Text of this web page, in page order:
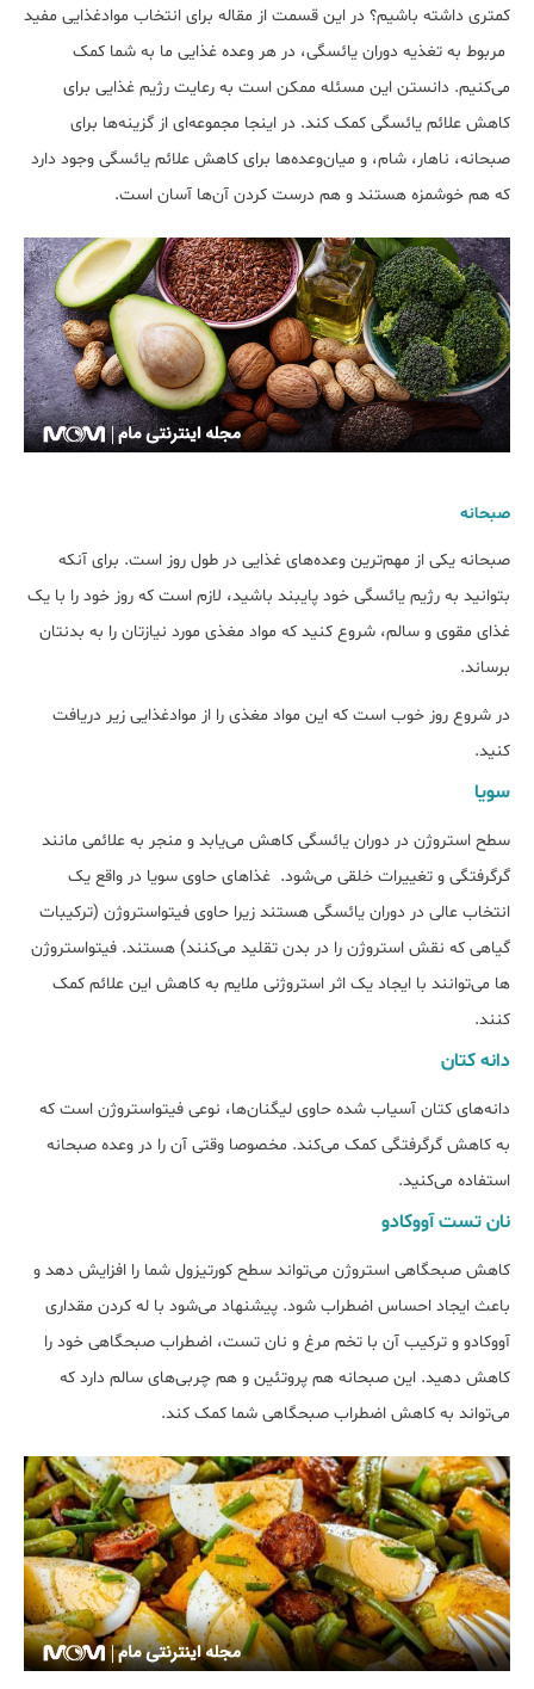
کمتری داشته باشیم؟ در این قسمت از مقاله برای انتخاب موادغذایی مفید
مربوط به تغذیه دوران یائسگی، در هر وعده غذایی ما به شما کمک
می‌کنیم. دانستن این مسئله ممکن است به رعایت رژیم غذایی برای
کاهش علائم یائسگی کمک کند. در اینجا مجموعه‌ای از گزینه‌ها برای
صبحانه، ناهار، شام، و میان‌وعده‌ها برای کاهش علائم یائسگی وجود دارد
که هم خوشمزه هستند و هم درست کردن آن‌ها آسان است.
صبحانه
صبحانه یکی از مهم‌ترین وعده‌های غذایی در طول روز است. برای آنکه
بتوانید به رژیم یائسگی خود پایبند باشید، لازم است که روز خود را با یک
غذای مقوی و سالم، شروع کنید که مواد مغذی مورد نیازتان را به بدنتان
برساند.
در شروع روز خوب است که این مواد مغذی را از موادغذایی زیر دریافت
کنید.
سویا
سطح استروژن در دوران یائسگی کاهش می‌یابد و منجر به علائمی مانند
گرگرفتگی و تغییرات خلقی می‌شود. غذاهای حاوی سویا در واقع یک
انتخاب عالی در دوران یائسگی هستند زیرا حاوی فیتواستروژن (ترکیبات
گیاهی که نقش استروژن را در بدن تقلید می‌کنند) هستند. فیتواستروژن
ها می‌توانند با ایجاد یک اثر استروژنی ملایم به کاهش این علائم کمک
کنند.
دانه کتان
دانه‌های کتان آسیاب شده حاوی لیگنان‌ها، نوعی فیتواستروژن است که
به کاهش گرگرفتگی کمک می‌کند. مخصوصا وقتی آن را در وعده صبحانه
استفاده می‌کنید.
نان تست آووکادو
کاهش صبحگاهی استروژن می‌تواند سطح کورتیزول شما را افزایش دهد و
باعث ایجاد احساس اضطراب شود. پیشنهاد می‌شود با له کردن مقداری
آووکادو و ترکیب آن با تخم مرغ و نان تست، اضطراب صبحگاهی خود را
کاهش دهید. این صبحانه هم پروتئین و هم چربی‌های سالم دارد که
می‌تواند به کاهش اضطراب صبحگاهی شما کمک کند.